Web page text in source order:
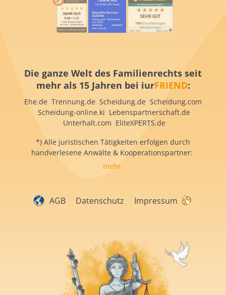
Die ganze Welt des Familienrechts seit
mehr als 15 Jahren bei iurFRIEND:
Ehe.de Trennung.de Scheidung.de Scheidung.com
Scheidung-online.ki Lebenspartnerschaft.de
Unterhalt.com EliteXPERTS.de
*) Alle juristischen Tätigkeiten erfolgen durch
handverlesene Anwälte & Kooperationspartner:
mehr
AGB Datenschutz Impressum